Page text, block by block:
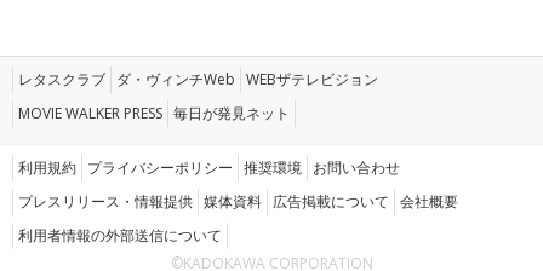
レタスクラブ ダ・ヴィンチWeb WEBザテレビジョン
MOVIE WALKER PRESS 毎日が発見ネット
利用規約 プライバシーポリシー 推奨環境 お問い合わせ
プレスリリース・情報提供 媒体資料 広告掲載について 会社概要
利用者情報の外部送信について
©KADOKAWA CORPORATION